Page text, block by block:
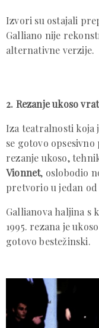
Izvori su ostajali
Galliano nije
alternativne verzije.
2. Rezanje ukoso
Iza teatralnosti koja
se gotovo
rezanje ukoso,
Vionnet, oslobodio
pretvorio u jedan
Gallianova haljina s
1995. rezana je
gotovo bestežinski.